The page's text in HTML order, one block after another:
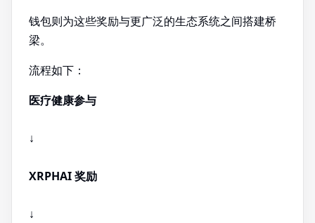
钱包则为这些奖励与更广泛的生态系统之间搭建桥
梁。
流程如下：
医疗健康参与
↓
XRPHAI 奖励
↓